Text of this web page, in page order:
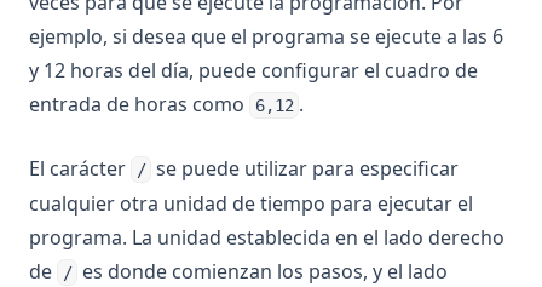
ejemplo, si desea que el programa se ejecute a las 6
y 12 horas del día, puede configurar el cuadro de
entrada de horas como
6,12 .
El carácter / se puede utilizar para especificar
cualquier otra unidad de tiempo para ejecutar el
programa. La unidad establecida en el lado derecho
de
/ es donde comienzan los pasos, y el lado